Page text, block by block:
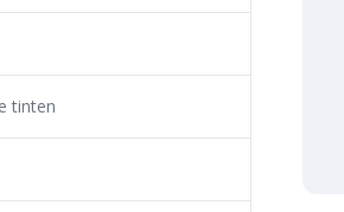
en verzakken te voorkomen.
levering
eenvoudig online.
je altijd de juiste oplossing
voordelige prijs en snelle
tinten